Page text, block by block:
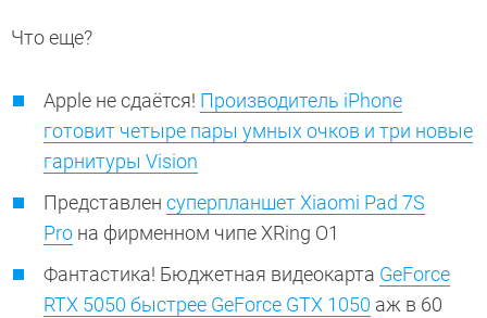
Что еще?
Apple не сдаётся! Производитель iPhone
готовит четыре пары умных очков и три новые
гарнитуры Vision
Представлен суперпланшет Xiaomi Pad 7S
Pro на фирменном чипе XRing O1
Фантастика! Бюджетная видеокарта GeForce
RTX 5050 быстрее GeForce GTX 1050 аж в 60